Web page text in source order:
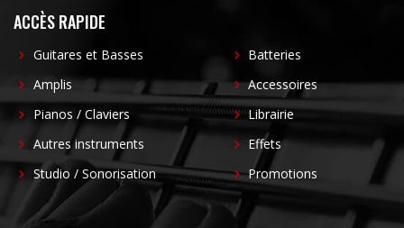
ACCÈS RAPIDE
Guitares et Basses
Amplis
Pianos / Claviers
Autres instruments
Studio / Sonorisation
Batteries
Accessoires
Librairie
Effets
Promotions
AUTRES INSTRUMENTS
PROMOTIONS